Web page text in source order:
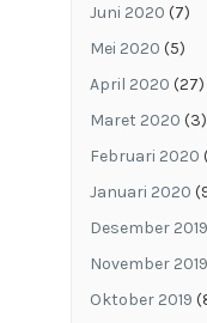
Juni 2020 (7)
Mei 2020 (5)
April 2020 (27)
Maret 2020 (3)
Februari 2020
Januari 2020
Desember 2019
November 2019
Oktober 2019